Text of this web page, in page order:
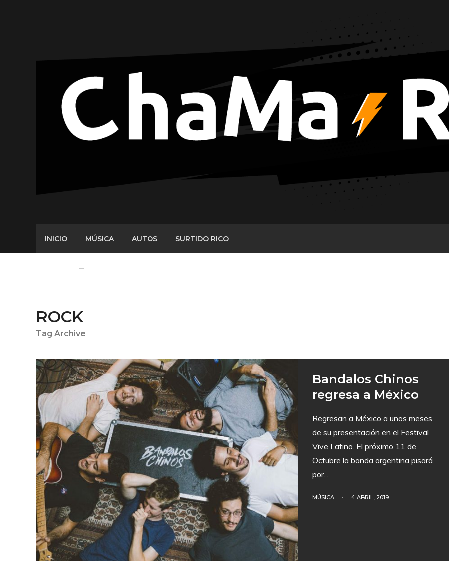
INICIO MÚSICA AUTOS SURTIDO RICO
ROCK
Tag Archive
Bandalos Chinos
regresa a México
Regresan a México a unos meses
de su presentación en el Festival
Vive Latino. El próximo 11 de
Octubre la banda argentina pisará
por...
MÚSICA • 4 ABRIL, 2019